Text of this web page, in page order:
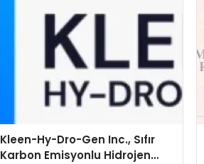
Kleen-Hy-Dro-Gen Inc., Sıfır
Karbon Emisyonlu Hidrojen